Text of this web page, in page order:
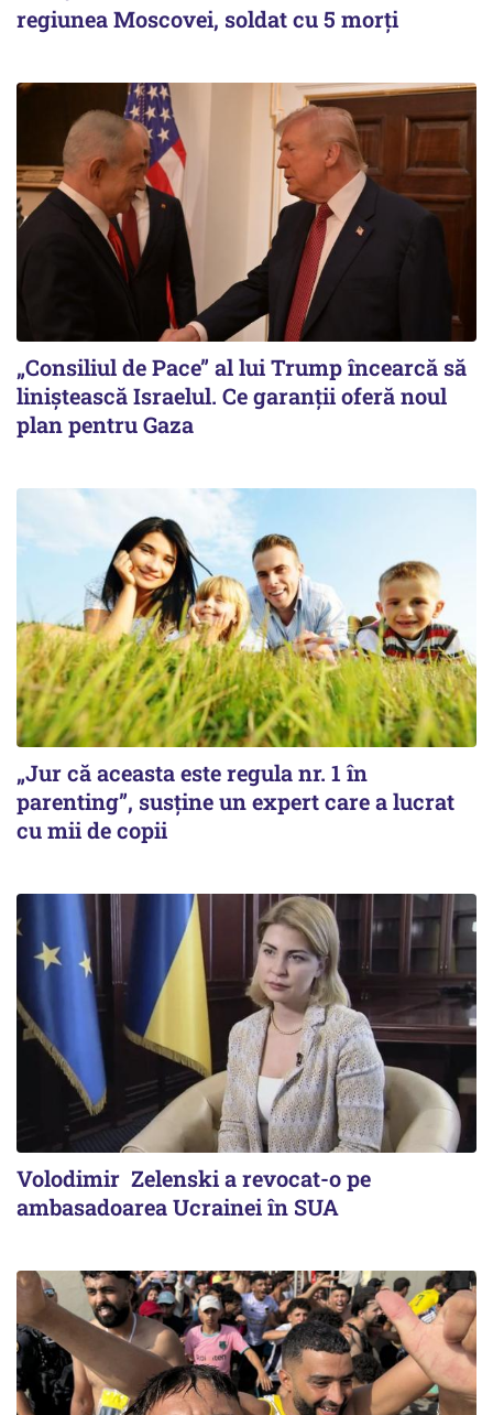
regiunea Moscovei, soldat cu 5 morți
„Consiliul de Pace” al lui Trump încearcă să
liniștească Israelul. Ce garanții oferă noul
plan pentru Gaza
„Jur că aceasta este regula nr. 1 în
parenting”, susține un expert care a lucrat
cu mii de copii
Volodimir Zelenski a revocat-o pe
ambasadoarea Ucrainei în SUA